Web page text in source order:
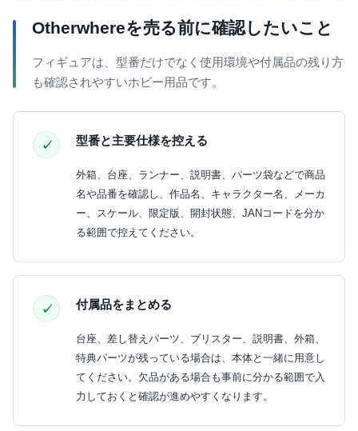
Otherwhereを売る前に確認したいこと
フィギュアは、型番だけでなく使用環境や付属品の残り方
も確認されやすいホビー用品です。
型番と主要仕様を控える
外箱、台座、ランナー、説明書、パーツ袋などで商品
名や品番を確認し、作品名、キャラクター名、メーカ
ー、スケール、限定版、開封状態、JANコードを分か
る範囲で控えてください。
付属品をまとめる
台座、差し替えパーツ、ブリスター、説明書、外箱、
特典パーツが残っている場合は、本体と一緒に用意し
てください。欠品がある場合も事前に分かる範囲で入
力しておくと確認が進めやすくなります。